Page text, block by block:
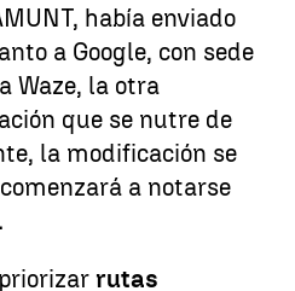
había enviado
a Google, con sede
Waze, la otra
que se nutre de
la modificación se
a notarse
rutas